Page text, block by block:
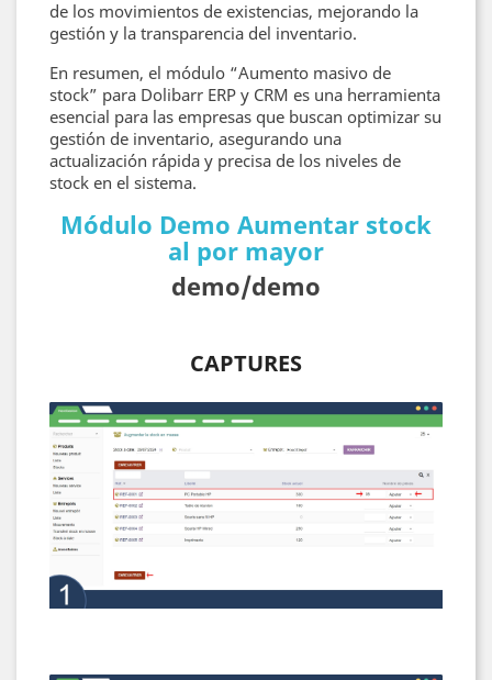
de los movimientos de existencias, mejorando la
gestión y la transparencia del inventario.
En resumen, el módulo “Aumento masivo de
stock” para Dolibarr ERP y CRM es una herramienta
esencial para las empresas que buscan optimizar su
gestión de inventario, asegurando una
actualización rápida y precisa de los niveles de
stock en el sistema.
Módulo Demo Aumentar stock
al por mayor
demo/demo
CAPTURES